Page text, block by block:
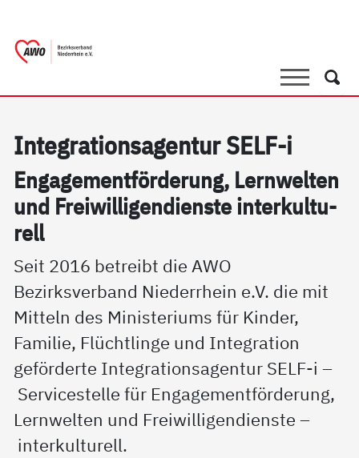
SucheSuche
In­te­g­ra­ti­on­sa­gen­tur SELF-i
En­ga­ge­ment­för­de­rung, Lern­wel­ten
und Frei­wil­li­gen­di­ens­te in­ter­kul­tu­
rell
Seit 2016 betreibt die AWO
Bezirksverband Niederrhein e.V. die mit
Mitteln des Ministeriums für Kinder,
Familie, Flüchtlinge und Integration
geförderte Integrationsagentur SELF-i –
Servicestelle für Engagementförderung,
Lernwelten und Freiwilligendienste –
interkulturell.